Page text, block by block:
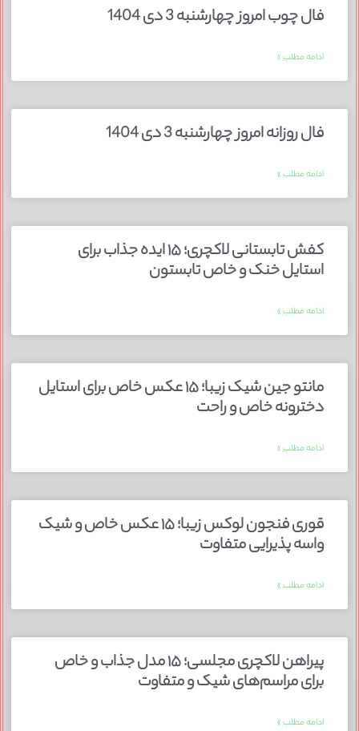
فال چوب امروز چهارشنبه 3 دی 1404
ادامه مطلب »
فال روزانه امروز چهارشنبه 3 دی 1404
ادامه مطلب »
کفش تابستانی لاکچری؛ ۱۵ ایده‌ جذاب برای
استایل خنک و خاص تابستون
ادامه مطلب »
مانتو جین شیک زیبا؛ ۱۵ عکس خاص برای استایل
دخترونه خاص و راحت
ادامه مطلب »
قوری فنجون لوکس زیبا؛ ۱۵ عکس خاص و شیک
واسه پذیرایی متفاوت
ادامه مطلب »
پیراهن لاکچری مجلسی؛ ۱۵ مدل جذاب و خاص
برای مراسم‌های شیک و متفاوت
ادامه مطلب »